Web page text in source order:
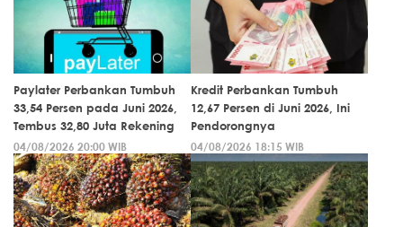
Paylater Perbankan Tumbuh
33,54 Persen pada Juni 2026,
Tembus 32,80 Juta Rekening
04/08/2026 20:00 WIB
Kredit Perbankan Tumbuh
12,67 Persen di Juni 2026, Ini
Pendorongnya
04/08/2026 18:15 WIB